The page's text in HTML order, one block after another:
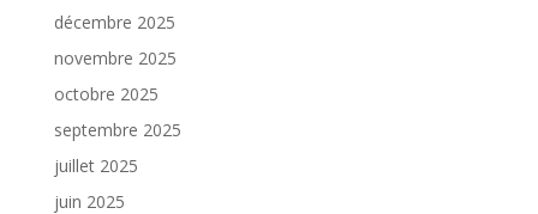
décembre 2025
novembre 2025
octobre 2025
septembre 2025
juillet 2025
juin 2025